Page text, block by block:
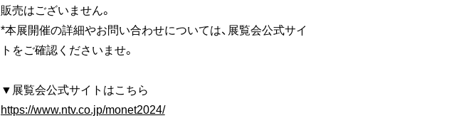
販売はございません。
*本展開催の詳細やお問い合わせについては、展覧会公式サイ
トをご確認くださいませ。
▼展覧会公式サイトはこちら
https://www.ntv.co.jp/monet2024/